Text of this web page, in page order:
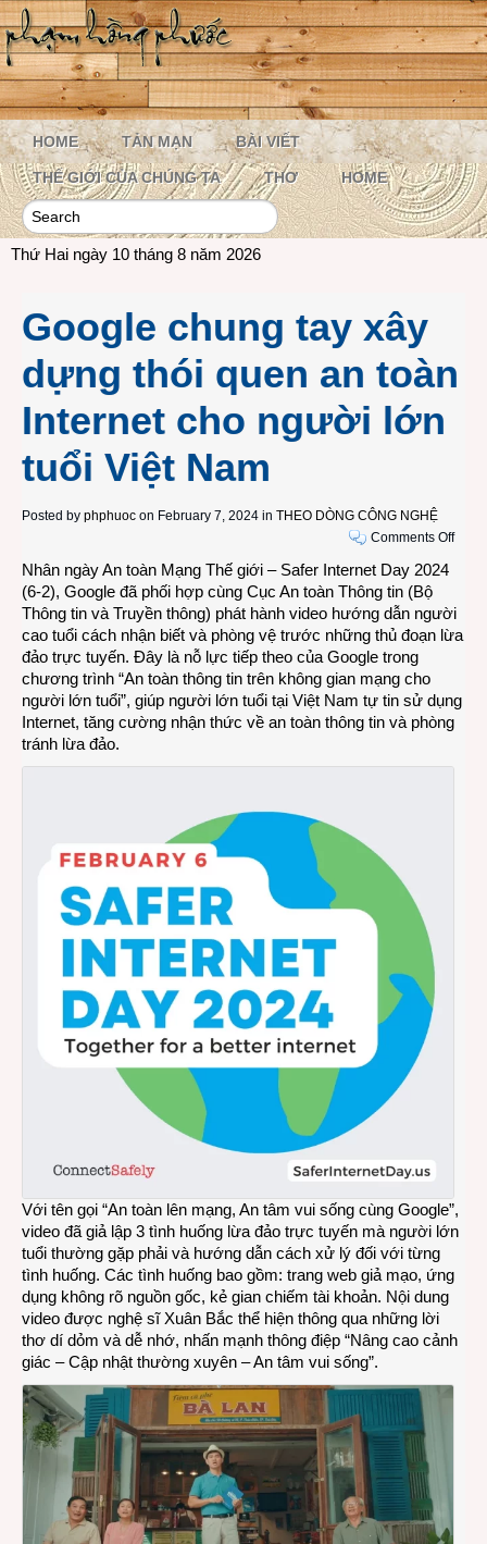
HOME TẢN MẠN BÀI VIẾT
THẾ GIỚI CỦA CHÚNG TA THƠ HOME
Thứ Hai ngày 10 tháng 8 năm 2026
Google chung tay xây
dựng thói quen an toàn
Internet cho người lớn
tuổi Việt Nam
Posted by phphuoc on February 7, 2024 in THEO DÒNG CÔNG NGHỆ
Comments Offon
xây
dựng
an
toàn
Nhân ngày An toàn Mạng Thế giới – Safer Internet Day 2024
(6-2), Google đã phối hợp cùng Cục An toàn Thông tin (Bộ
Thông tin và Truyền thông) phát hành video hướng dẫn người
cao tuổi cách nhận biết và phòng vệ trước những thủ đoạn lừa
đảo trực tuyến. Đây là nỗ lực tiếp theo của Google trong
chương trình “An toàn thông tin trên không gian mạng cho
người lớn tuổi”, giúp người lớn tuổi tại Việt Nam tự tin sử dụng
Internet, tăng cường nhận thức về an toàn thông tin và phòng
tránh lừa đảo.
Với tên gọi “An toàn lên mạng, An tâm vui sống cùng Google”,
video đã giả lập 3 tình huống lừa đảo trực tuyến mà người lớn
tuổi thường gặp phải và hướng dẫn cách xử lý đối với từng
tình huống. Các tình huống bao gồm: trang web giả mạo, ứng
dụng không rõ nguồn gốc, kẻ gian chiếm tài khoản. Nội dung
video được nghệ sĩ Xuân Bắc thể hiện thông qua những lời
thơ dí dỏm và dễ nhớ, nhấn mạnh thông điệp “Nâng cao cảnh
giác – Cập nhật thường xuyên – An tâm vui sống”.